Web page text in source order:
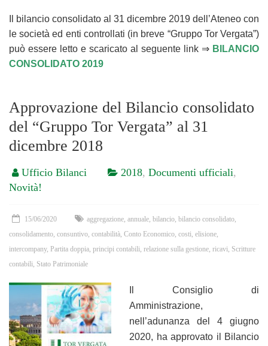
Il bilancio consolidato al 31 dicembre 2019 dell’Ateneo con
le società ed enti controllati (in breve “Gruppo Tor Vergata”)
può essere letto e scaricato al seguente link ⇒ BILANCIO
CONSOLIDATO 2019
Approvazione del Bilancio consolidato
del “Gruppo Tor Vergata” al 31
dicembre 2018
Ufficio Bilanci 2018, Documenti ufficiali,
Novità!
15/06/2020 aggregazione annuale bilancio bilancio consolidato
consolidamento consuntivo contabilità Conto Economico costi elisione
intercompany, Partita doppia principi contabili relazione sulla gestione ricavi Scritture
contabili Stato Patrimoniale
Il Consiglio di
Amministrazione,
nell’adunanza del 4 giugno
2020, ha approvato il Bilancio